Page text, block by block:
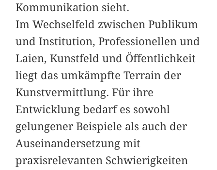
Kommunikation sieht.
Im Wechselfeld zwischen Publikum
und Institution, Professionellen und
Laien, Kunstfeld und Öffentlichkeit
liegt das umkämpfte Terrain der
Kunstvermittlung. Für ihre
Entwicklung bedarf es sowohl
gelungener Beispiele als auch der
Auseinandersetzung mit
praxisrelevanten Schwierigkeiten